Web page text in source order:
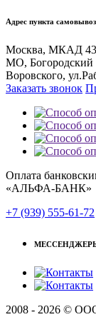
Адрес пункта
Москва, МКАД 43
МО, Богородский
Воровского,
Заказать звонок
Оплата
«АЛЬФА-БАНК»
+7 (939) 555-61-72
2008 - 2026 ©